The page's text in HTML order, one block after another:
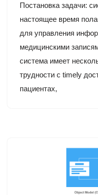
Постановка задачи:
настоящее время
для управления
медицинскими
система имеет
трудности с timely
пациентах,